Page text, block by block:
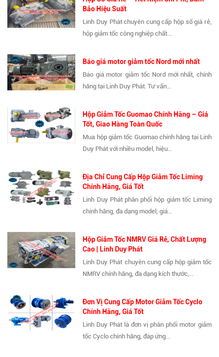
Bảo Hiệu Suất
Linh Duy Phát chuyên cung cấp hộp số giá rẻ,
hộp giảm tốc công nghiệp chất...
Báo giá motor giảm tốc Nord mới nhất
Báo giá motor giảm tốc Nord mới nhất, chính
hãng tại Linh Duy Phát. Tư vấn...
Hộp Giảm Tốc Guomao Chính Hãng – Giá
Tốt, Giao Hàng Toàn Quốc
Mua hộp giảm tốc Guomao chính hãng tại Linh
Duy Phát với nhiều model, hiệu...
Địa Chỉ Cung Cấp Hộp Giảm Tốc Liming
Chính Hãng, Giá Tốt
Linh Duy Phát phân phối hộp giảm tốc Liming
chính hãng, đa dạng model, giá...
Hộp Giảm Tốc NMRV Giá Rẻ, Chất Lượng
Cao | Linh Duy Phát
Linh Duy Phát chuyên cung cấp hộp giảm tốc
NMRV chính hãng, đa dạng kích thước,...
Đơn Vị Cung Cấp Motor Giảm Tốc Cyclo
Chính Hãng, Giá Tốt
Linh Duy Phát là đơn vị phân phối motor giảm
tốc Cyclo chính hãng, đáp ứng...